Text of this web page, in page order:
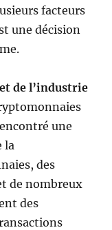
facteurs
une décision
de l’industrie
une
la
des
de nombreux
des